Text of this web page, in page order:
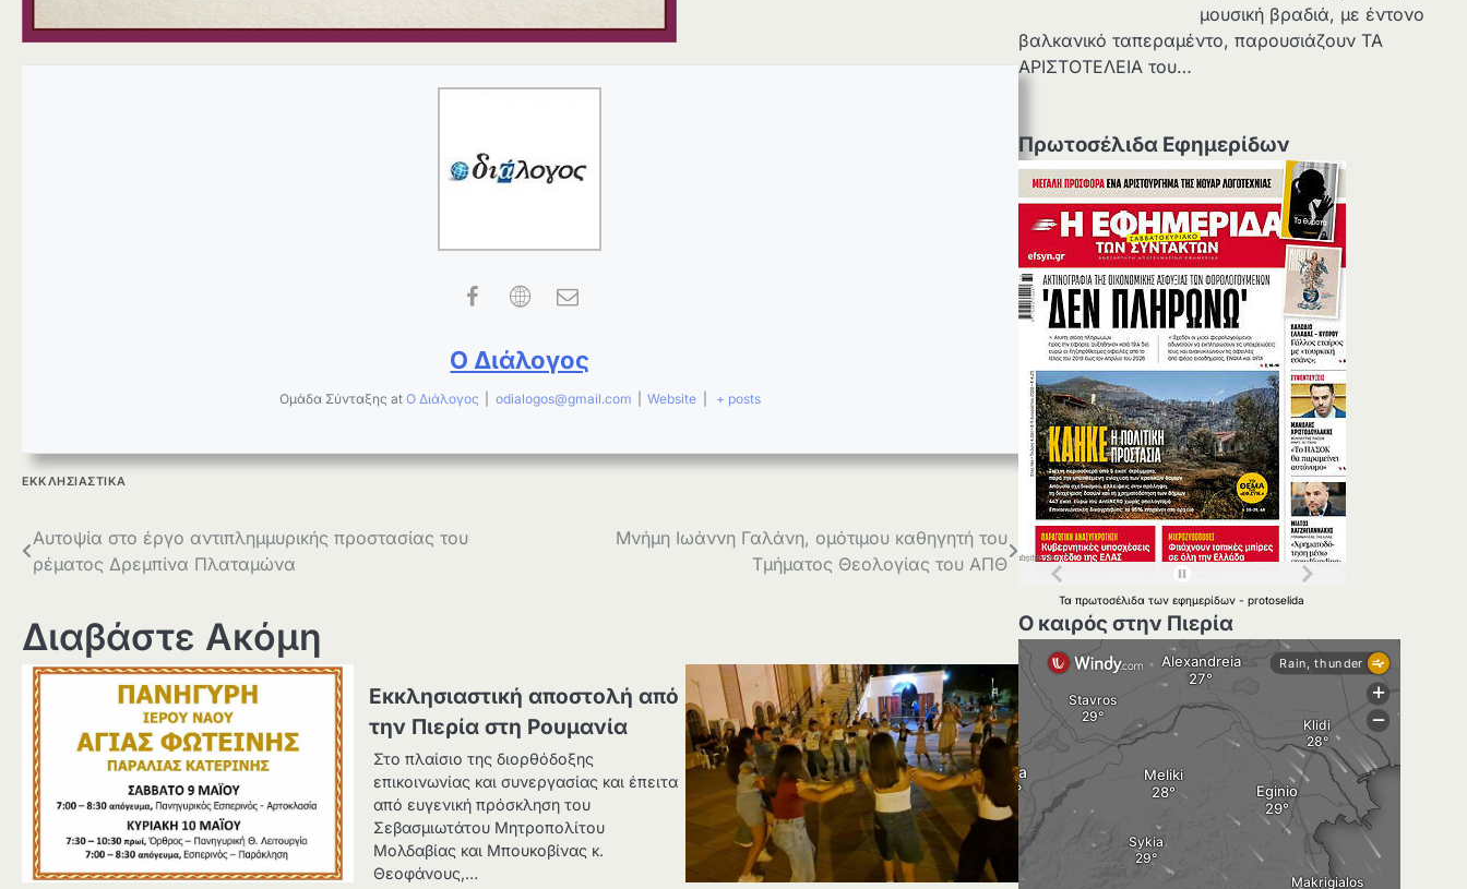
Ο Διάλογος
Ομάδα Σύνταξης at Ο Διάλογος odialogos@gmail.com Website + posts
ΕΚΚΛΗΣΙΑΣΤΙΚΑ
Πλοήγηση
άρθρων
Αυτοψία στο έργο αντιπλημμυρικής προστασίας του
ρέματος Δρεμπίνα Πλαταμώνα
Μνήμη Ιωάννη Γαλάνη, ομότιμου καθηγητή του
Τμήματος Θεολογίας του ΑΠΘ
Διαβάστε Ακόμη
Εκκλησιαστική αποστολή από
την Πιερία στη Ρουμανία
Στο πλαίσιο της διορθόδοξης
επικοινωνίας και συνεργασίας και έπειτα
από ευγενική πρόσκληση του
Σεβασμιωτάτου Μητροπολίτου
Μολδαβίας και Μπουκοβίνας κ.
Θεοφάνους,…
μουσική βραδιά, με έντονο
βαλκανικό ταπεραμέντο, παρουσιάζουν ΤΑ
ΑΡΙΣΤΟΤΕΛΕΙΑ του…
Πρωτοσέλιδα Εφημερίδων
Ταπρωτοσέλιδατωνεφημερίδων-protoselida
Ο καιρός στην Πιερία